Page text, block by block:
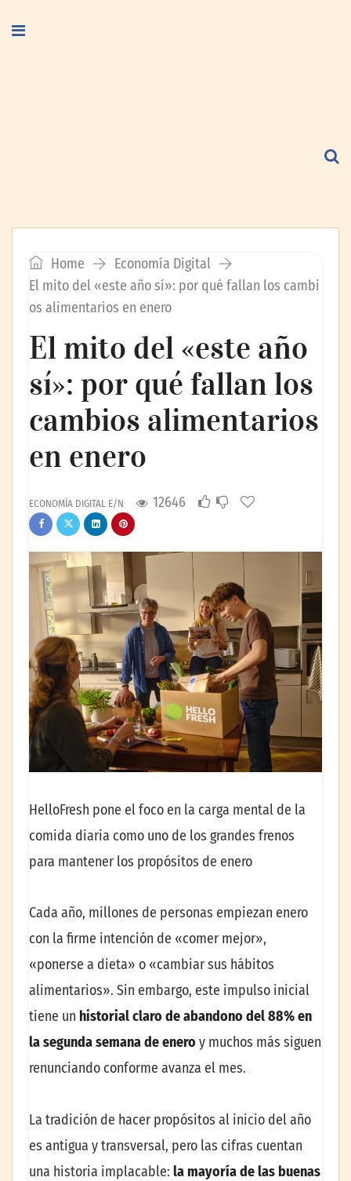
Home
Economía Digital
El mito del «este año sí»: por qué fallan los cambi
os alimentarios en enero
El mito del «este año
sí»: por qué fallan los
cambios alimentarios
en enero
ECONOMÍA DIGITAL E/N 12646
HelloFresh pone el foco en la carga mental de la
comida diaria como uno de los grandes frenos
para mantener los propósitos de enero
Cada año, millones de personas empiezan enero
con la firme intención de «comer mejor»,
«ponerse a dieta» o «cambiar sus hábitos
alimentarios». Sin embargo, este impulso inicial
tiene un historial claro de abandono del 88% en
la segunda semana de enero y muchos más siguen
renunciando conforme avanza el mes.
La tradición de hacer propósitos al inicio del año
es antigua y transversal, pero las cifras cuentan
una historia implacable: la mayoría de las buenas